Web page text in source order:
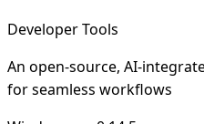
Developer Tools
An open-source, AI-
for seamless workflows